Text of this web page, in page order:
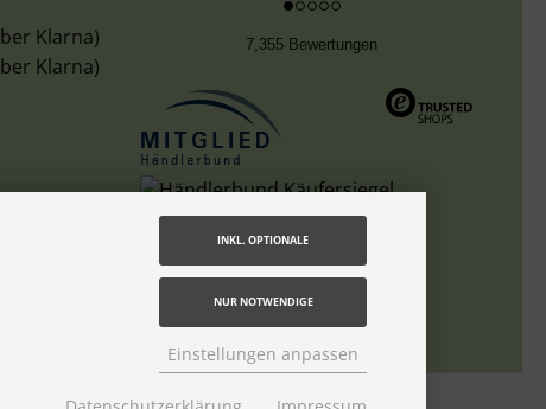
Klarna)
Klarna)
7,355 Bewertungen
INKL. OPTIONALE
NUR NOTWENDIGE
Einstellungen anpassen